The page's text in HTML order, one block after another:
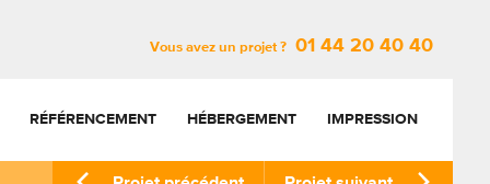
Vous avez un projet ? 01 44 20 40 40
RÉFÉRENCEMENT HÉBERGEMENT IMPRESSION